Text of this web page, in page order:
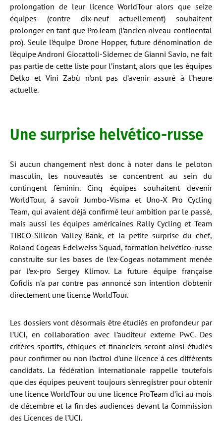
prolongation de leur licence WorldTour alors que seize
équipes (contre dix-neuf actuellement) souhaitent
prolonger en tant que ProTeam (l’ancien niveau continental
pro). Seule l’équipe Drone Hopper, future dénomination de
l’équipe Androni Giocattoli-Sidernec de Gianni Savio, ne fait
pas partie de cette liste pour l’instant, alors que les équipes
Delko et Vini Zabù n’ont pas d’avenir assuré à l’heure
actuelle.
Une surprise helvético-russe
Si aucun changement n’est donc à noter dans le peloton
masculin, les nouveautés se concentrent au sein du
contingent féminin. Cinq équipes souhaitent devenir
WorldTour, à savoir Jumbo-Visma et Uno-X Pro Cycling
Team, qui avaient déjà confirmé leur ambition par le passé,
mais aussi les équipes américaines Rally Cycling et Team
TIBCO-Silicon Valley Bank, et la petite surprise du chef,
Roland Cogeas Edelweiss Squad, formation helvético-russe
construite sur les bases de l’ex-Cogeas notamment menée
par l’ex-pro Sergey Klimov. La future équipe française
Cofidis n’a par contre pas annoncé son intention d’obtenir
directement une licence WorldTour.
Les dossiers vont désormais être étudiés en profondeur par
l’UCI, en collaboration avec l’auditeur externe PwC. Des
critères sportifs, éthiques et financiers seront ainsi étudiés
pour confirmer ou non l’octroi d’une licence à ces différents
candidats. La fédération internationale rappelle toutefois
que des équipes peuvent toujours s’enregistrer pour obtenir
une licence WorldTour ou une licence ProTeam d’ici au mois
de décembre et la fin des audiences devant la Commission
des Licences de l’UCI.